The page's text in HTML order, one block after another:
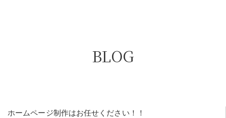
BLOG
ホームページ制作はお任せください！！